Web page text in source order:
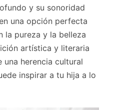
y su sonoridad
una opción perfecta
la pureza y la belleza
artística y literaria
herencia cultural
inspirar a tu hija a lo